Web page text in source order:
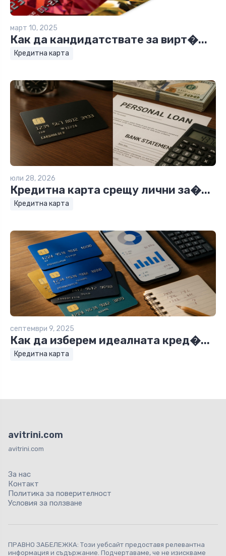
март 10, 2025
Как да кандидатствате за вирт�...
Кредитна карта
юли 28, 2026
Кредитна карта срещу лични за�...
Кредитна карта
септември 9, 2025
Как да изберем идеалната кред�...
Кредитна карта
avitrini.com
avitrini.com
За нас
Контакт
Политика за поверителност
Условия за ползване
ПРАВНО ЗАБЕЛЕЖКА: Този уебсайт предоставя релевантна
информация и съдържание. Подчертаваме, че не изискваме